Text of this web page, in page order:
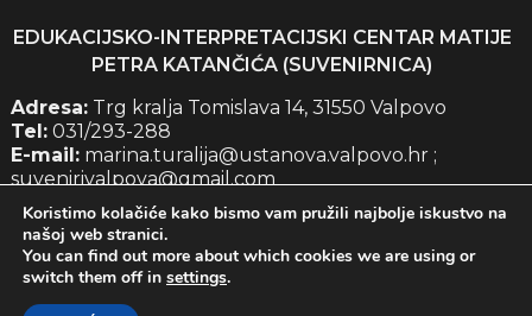
EDUKACIJSKO-INTERPRETACIJSKI CENTAR MATIJE
PETRA KATANČIĆA (SUVENIRNICA)
Adresa:Trg kralja Tomislava 14, 31550 Valpovo
Tel:031/293-288
E-mail:marina.turalija@ustanova.valpovo.hr ;
suvenirivalpova@gmail.com
Zaštita osobnih podataka
Politika privatnosti
Izjava o pristupačnosti
Koristimo kolačiće kako bismo vam pružili najbolje iskustvo na
našoj web stranici.
You can find out more about which cookies we are using or
switch them off in settings.